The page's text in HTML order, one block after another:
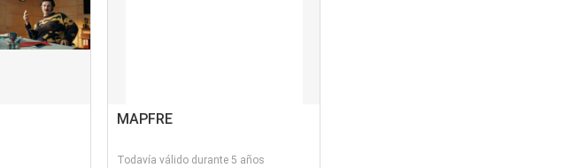
MAPFRE
Todavía válido durante 5 años